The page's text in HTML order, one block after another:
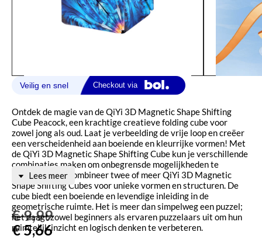
Ontdek de magie van de QiYi 3D Magnetic Shape Shifting
Cube Peacock, een krachtige creatieve folding cube voor
zowel jong als oud. Laat je verbeelding de vrije loop en creëer
een verscheidenheid aan boeiende en kleurrijke vormen! Met
de QiYi 3D Magnetic Shape Shifting Cube kun je verschillende
combinaties maken om onbegrensde mogelijkheden te
ontgrendelen. Combineer twee of meer QiYi 3D Magnetic
Shape Shifting Cubes voor unieke vormen en structuren. De
cube biedt een boeiende en levendige inleiding in de
geometrische ruimte. Het is meer dan simpelweg een puzzel;
het daagt zowel beginners als ervaren puzzelaars uit om hun
ruimtelijk inzicht en logisch denken te verbeteren.
Lees meer
€9,99
€5,66